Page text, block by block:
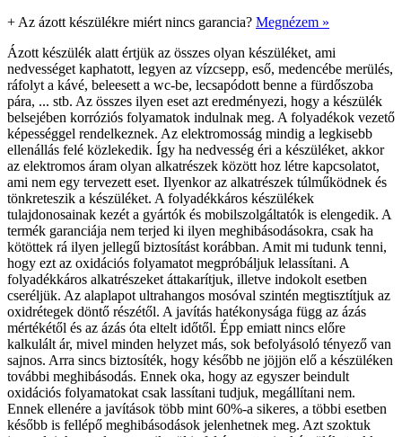
+ Az ázott készülékre miért nincs garancia? Megnézem »
Ázott készülék alatt értjük az összes olyan készüléket, ami
nedvességet kaphatott, legyen az vízcsepp, eső, medencébe merülés,
ráfolyt a kávé, beleesett a wc-be, lecsapódott benne a fürdőszoba
pára, ... stb. Az összes ilyen eset azt eredményezi, hogy a készülék
belsejében korróziós folyamatok indulnak meg. A folyadékok vezető
képességgel rendelkeznek. Az elektromosság mindig a legkisebb
ellenállás felé közlekedik. Így ha nedvesség éri a készüléket, akkor
az elektromos áram olyan alkatrészek között hoz létre kapcsolatot,
ami nem egy tervezett eset. Ilyenkor az alkatrészek túlműködnek és
tönkreteszik a készüléket. A folyadékkáros készülékek
tulajdonosainak kezét a gyártók és mobilszolgáltatók is elengedik. A
termék garanciája nem terjed ki ilyen meghibásodásokra, csak ha
kötöttek rá ilyen jellegű biztosítást korábban. Amit mi tudunk tenni,
hogy ezt az oxidációs folyamatot megpróbáljuk lelassítani. A
folyadékkáros alkatrészeket áttakarítjuk, illetve indokolt esetben
cseréljük. Az alaplapot ultrahangos mosóval szintén megtisztítjuk az
oxidrétegek döntő részétől. A javítás hatékonysága függ az ázás
mértékétől és az ázás óta eltelt időtől. Épp emiatt nincs előre
kalkulált ár, mivel minden helyzet más, sok befolyásoló tényező van
sajnos. Arra sincs biztosíték, hogy később ne jöjjön elő a készüléken
további meghibásodás. Ennek oka, hogy az egyszer beindult
oxidációs folyamatokat csak lassítani tudjuk, megállítani nem.
Ennek ellenére a javítások több mint 60%-a sikeres, a többi esetben
később is fellépő meghibásodások jelenhetnek meg. Azt szoktuk